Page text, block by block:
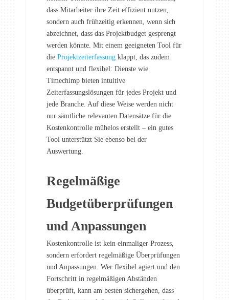
dass Mitarbeiter ihre Zeit effizient nutzen,
sondern auch frühzeitig erkennen, wenn sich
abzeichnet, dass das Projektbudget gesprengt
werden könnte. Mit einem geeigneten Tool für
die Projektzeiterfassung klappt, das zudem
entspannt und flexibel: Dienste wie
Timechimp bieten intuitive
Zeiterfassungslösungen für jedes Projekt und
jede Branche. Auf diese Weise werden nicht
nur sämtliche relevanten Datensätze für die
Kostenkontrolle mühelos erstellt – ein gutes
Tool unterstützt Sie ebenso bei der
Auswertung.
Regelmäßige
Budgetüberprüfungen
und Anpassungen
Kostenkontrolle ist kein einmaliger Prozess,
sondern erfordert regelmäßige Überprüfungen
und Anpassungen. Wer flexibel agiert und den
Fortschritt in regelmäßigen Abständen
überprüft, kann am besten sichergehen, dass